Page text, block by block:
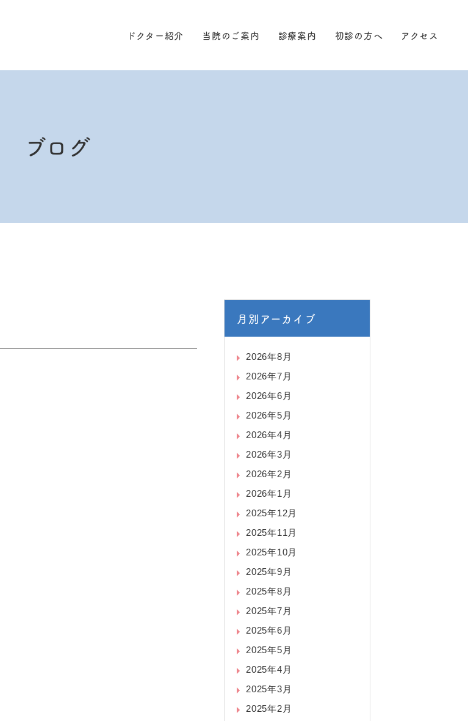
ドクター紹介 当院のご案内 診療案内 初診の方へ アクセス
ブログ
月別アーカイブ
2026年8月
2026年7月
2026年6月
2026年5月
2026年4月
2026年3月
2026年2月
2026年1月
2025年12月
2025年11月
2025年10月
2025年9月
2025年8月
2025年7月
2025年6月
2025年5月
2025年4月
2025年3月
2025年2月